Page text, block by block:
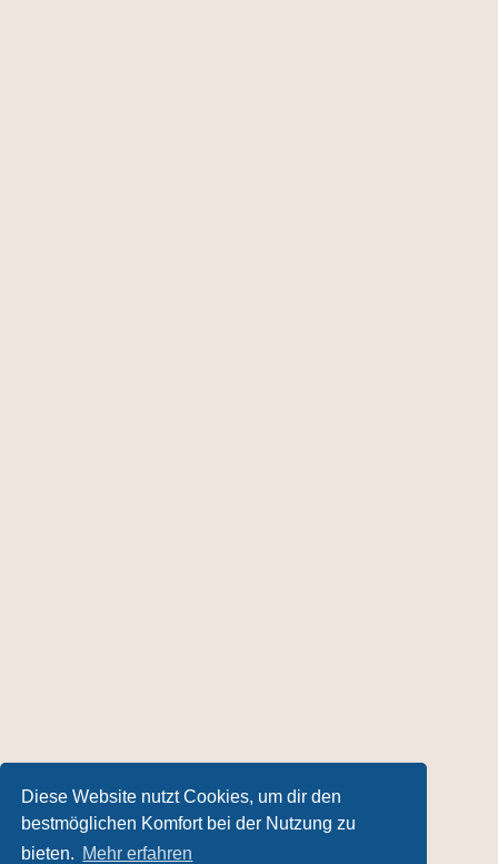
Diese Website nutzt Cookies, um dir den
bestmöglichen Komfort bei der Nutzung zu
bieten. Mehr erfahren